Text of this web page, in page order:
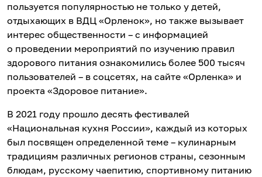
пользуется популярностью не только у детей,
отдыхающих в ВДЦ «Орленок», но также вызывает
интерес общественности – с информацией
о проведении мероприятий по изучению правил
здорового питания ознакомились более 500 тысяч
пользователей – в соцсетях, на сайте «Орленка» и
проекта «Здоровое питание».
В 2021 году прошло десять фестивалей
«Национальная кухня России», каждый из которых
был посвящен определенной теме – кулинарным
традициям различных регионов страны, сезонным
блюдам, русскому чаепитию, спортивному питанию